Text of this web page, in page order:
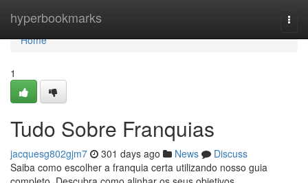
hyperbookmarks
Home
Home
1
Tudo Sobre Franquias
jacquesg802gjm7 301 days ago News
Discuss
Saiba como escolher a franquia certa utilizando nosso guia